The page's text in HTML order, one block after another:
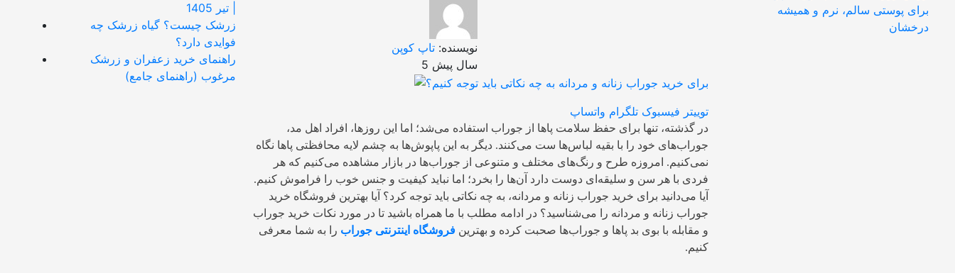
| تیر 1405
زرشک چیست؟ گیاه زرشک چه
فوایدی دارد؟
راهنمای خرید زعفران و زرشک
مرغوب (راهنمای جامع)
نویسنده: تاپ کوپن
5 سال پیش
توییتر فیسبوک تلگرام واتساپ
در گذشته، تنها برای حفظ سلامت پا‌ها از جوراب استفاده می‌شد؛ اما این روزها، افراد اهل مد،
جوراب‌های خود را با بقیه لباس‌ها ست می‌کنند. دیگر به این پاپوش‌ها به چشم لایه محافظتی پاها نگاه
نمی‌کنیم. امروزه طرح و رنگ‌های مختلف و متنوعی از جوراب‌ها در بازار مشاهده می‌کنیم که هر
فردی با هر سن و سلیقه‌ای دوست دارد آن‌ها را بخرد؛ اما نباید کیفیت و جنس خوب را فراموش کنیم.
آیا می‌دانید برای خرید جوراب زنانه و مردانه، به چه نکاتی باید توجه کرد؟ آیا بهترین فروشگاه خرید
جوراب زنانه و مردانه را می‌شناسید؟ در ادامه مطلب با ما همراه باشید تا در مورد نکات خرید جوراب
و مقابله با بوی بد پاها و جوراب‌ها صحبت کرده و بهترین فروشگاه اینترنتی جوراب را به شما معرفی
کنیم.
برای پوستی سالم، نرم و همیشه
درخشان